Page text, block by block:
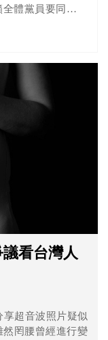
體黨員要同仇敵
虞。究竟有可能
議看台灣人
超音波照片疑似
罔腰曾經進行變